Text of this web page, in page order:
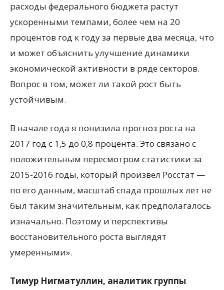
расходы федерального бюджета растут
ускоренными темпами, более чем на 20
процентов год к году за первые два месяца, что
и может объяснить улучшение динамики
экономической активности в ряде секторов.
Вопрос в том, может ли такой рост быть
устойчивым.
В начале года я понизила прогноз роста на
2017 год с 1,5 до 0,8 процента. Это связано с
положительным пересмотром статистики за
2015-2016 годы, который произвел Росстат —
по его данным, масштаб спада прошлых лет не
был таким значительным, как предполагалось
изначально. Поэтому и перспективы
восстановительного роста выглядят
умеренными».
Тимур Нигматуллин, аналитик группы